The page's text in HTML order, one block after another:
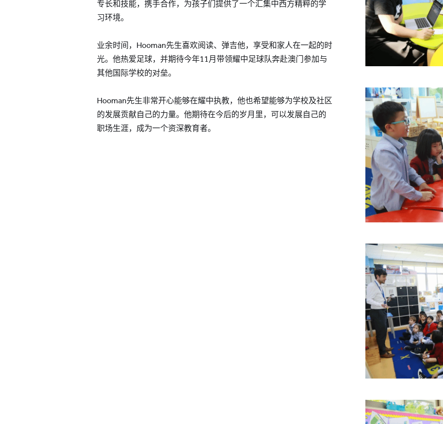
专长和技能，携手合作，为孩子们提供了一个汇集中西方精粹的学
习环境。
业余时间，Hooman先生喜欢阅读、弹吉他，享受和家人在一起的时
光。他热爱足球，并期待今年11月带领耀中足球队奔赴澳门参加与
其他国际学校的对垒。
Hooman先生非常开心能够在耀中执教，他也希望能够为学校及社区
的发展贡献自己的力量。他期待在今后的岁月里，可以发展自己的
职场生涯，成为一个资深教育者。